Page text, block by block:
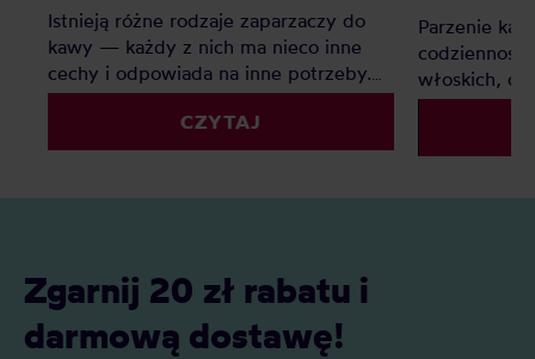
Istnieją różne rodzaje zaparzaczy do
kawy — każdy z nich ma nieco inne
cechy i odpowiada na inne potrzeby.
Oto nasz subiektywny ranking
zaparzaczy do kawy.CZYTAJ
Parzenie
włoskich,
tym – oto
Zgarnij 20 zł rabatu i
darmową dostawę!